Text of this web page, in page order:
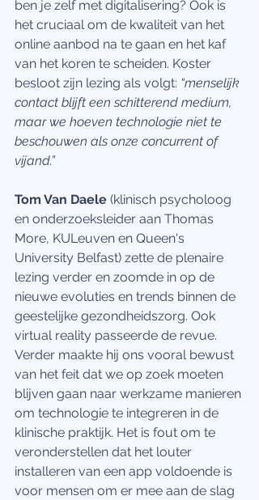
ben je zelf met digitalisering? Ook is
het cruciaal om de kwaliteit van het
online aanbod na te gaan en het kaf
van het koren te scheiden. Koster
besloot zijn lezing als volgt: “menselijk
contact blijft een schitterend medium,
maar we hoeven technologie niet te
beschouwen als onze concurrent of
vijand.”
Tom Van Daele (klinisch psycholoog
en onderzoeksleider aan Thomas
More, KULeuven en Queen's
University Belfast) zette de plenaire
lezing verder en zoomde in op de
nieuwe evoluties en trends binnen de
geestelijke gezondheidszorg. Ook
virtual reality passeerde de revue.
Verder maakte hij ons vooral bewust
van het feit dat we op zoek moeten
blijven gaan naar werkzame manieren
om technologie te integreren in de
klinische praktijk. Het is fout om te
veronderstellen dat het louter
installeren van een app voldoende is
voor mensen om er mee aan de slag